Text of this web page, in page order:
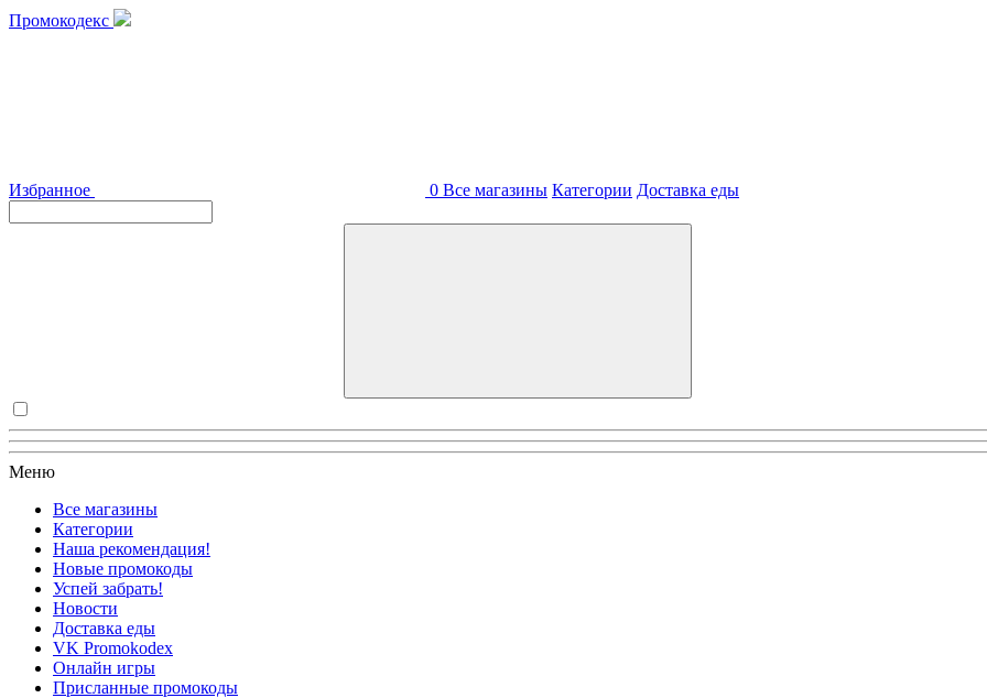
Промокодекс
Избранное 0 Все магазины Категории Доставка еды
Меню
Все магазины
Категории
Наша рекомендация!
Новые промокоды
Успей забрать!
Новости
Доставка еды
VK Promokodex
Онлайн игры
Присланные промокоды